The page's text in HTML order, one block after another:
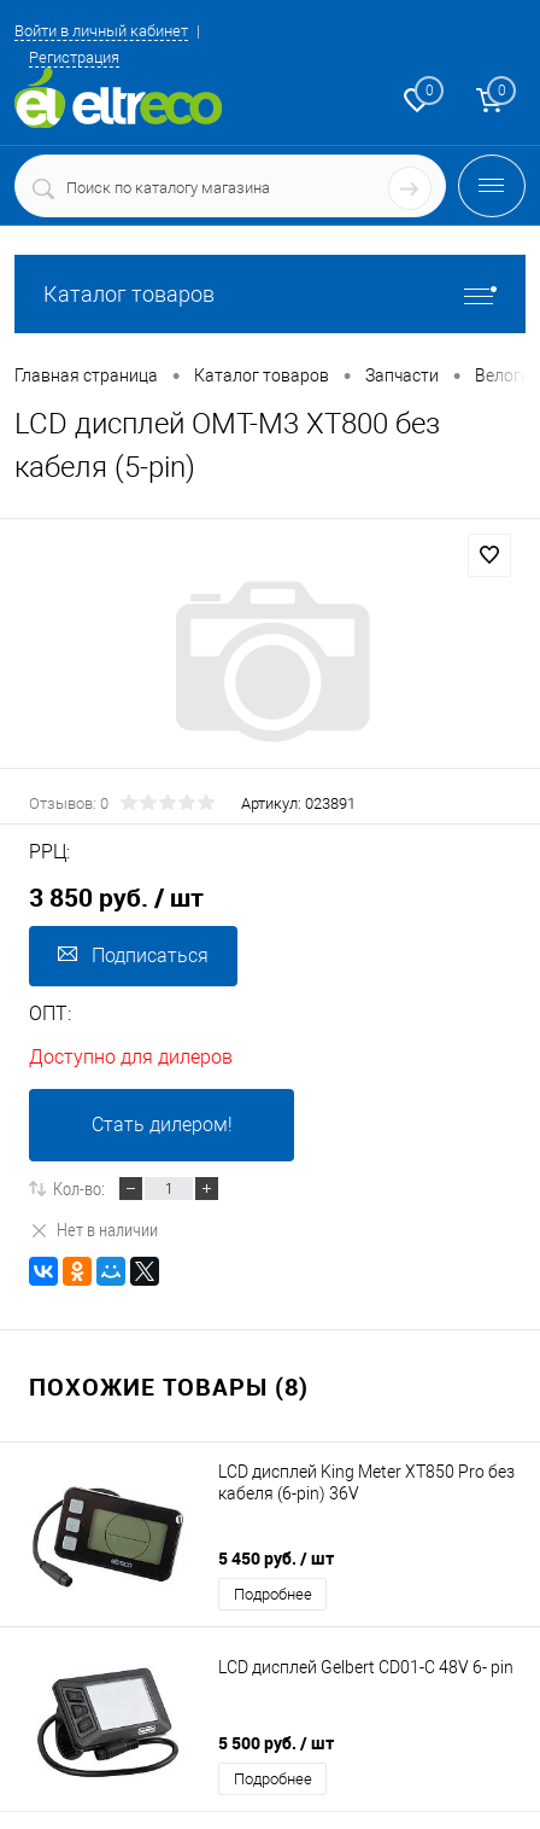
Войти в личный кабинет
Регистрация
0 0
Каталог товаров
Главная страница • Каталог товаров • Запчасти •
LCD дисплей OMT-M3 XT800 без
кабеля (5-pin)
Отзывов: 0 Артикул: 023891
РРЦ:
3 850 руб. / шт
Подписаться
ОПТ:
Доступно для дилеров
Стать дилером!
Кол-во:
Нет в наличии
ПОХОЖИЕ ТОВАРЫ (8)
LCD дисплей King Meter XT850 Pro без
кабеля (6-pin) 36V
5 450 руб. / шт
Подробнее
LCD дисплей Gelbert CD01-C 48V 6- pin
5 500 руб. / шт
Подробнее